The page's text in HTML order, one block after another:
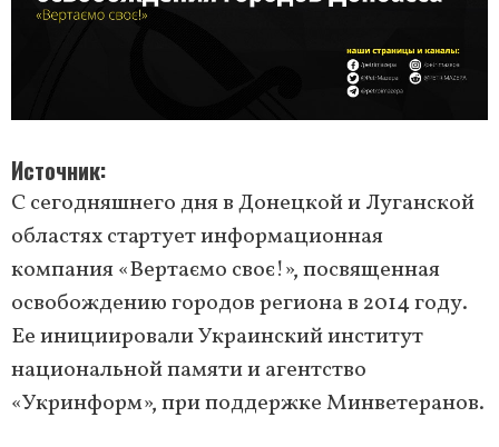
Источник
С сегодняшнего дня в Донецкой и Луганской
областях стартует информационная
компания «Вертаємо своє!», посвященная
освобождению городов региона в 2014 году.
Ее инициировали Украинский институт
национальной памяти и агентство
«Укринформ», при поддержке Минветеранов.